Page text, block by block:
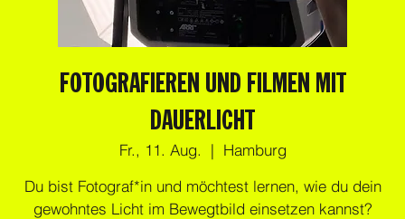
FOTOGRAFIEREN UND FILMEN MIT
DAUERLICHT
Fr., 11. Aug.
  |
Hamburg
Du bist Fotograf*in und möchtest lernen, wie du dein
gewohntes Licht im Bewegtbild einsetzen kannst?